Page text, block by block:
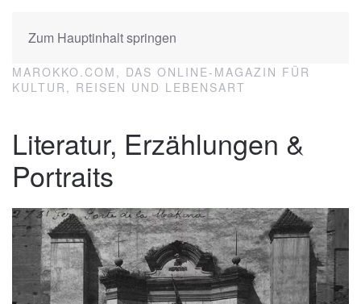
Zum Hauptinhalt springen
MAROKKO.COM, DAS ONLINE-MAGAZIN FÜR
KULTUR, REISEN UND LEBENSART
Literatur, Erzählungen &
Portraits